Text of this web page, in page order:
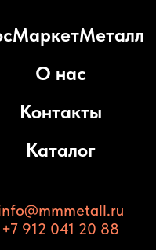
О нас
Контакты
Каталог
+7 912 041 20 88